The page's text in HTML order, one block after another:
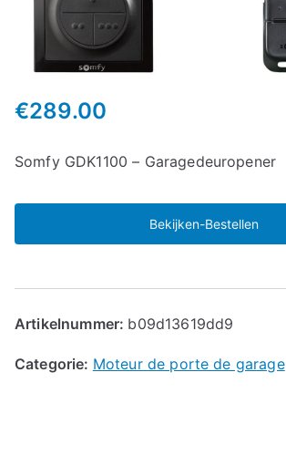
€289.00
Somfy GDK1100 – Garagedeuropener
Bekijken-Bestellen
Artikelnummer: b09d13619dd9
Categorie: Moteur de porte de garage